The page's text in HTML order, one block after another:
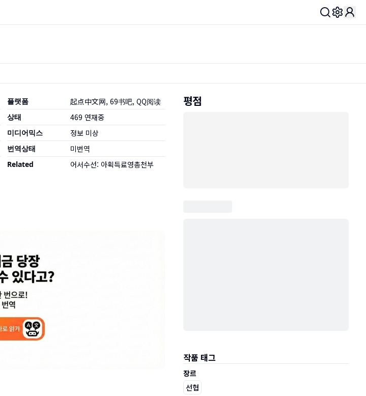
Toggle
플랫폼 起点中文网, 69书吧, QQ阅读
상태 469 연재중
미디어믹스 정보 미상
번역상태 미번역
Related 어서수선: 아획득료영총천부
평점
작품 태그
장르
선협